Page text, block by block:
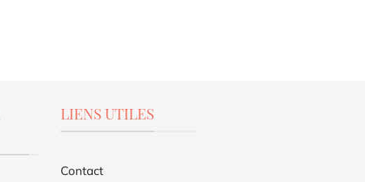
LIENS UTILES
Contact